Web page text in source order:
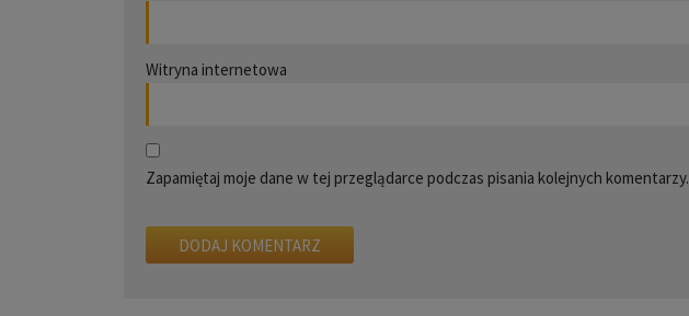
Witryna internetowa
Zapamiętaj moje dane w tej przeglądarce podczas pisania kolejnych komentarzy.